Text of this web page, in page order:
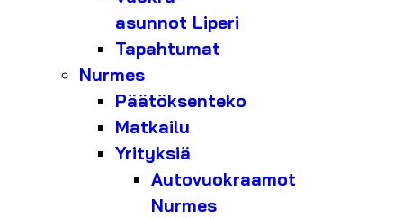
asunnot Liperi
Tapahtumat
Nurmes
Päätöksenteko
Matkailu
Yrityksiä
Autovuokraamot
Nurmes